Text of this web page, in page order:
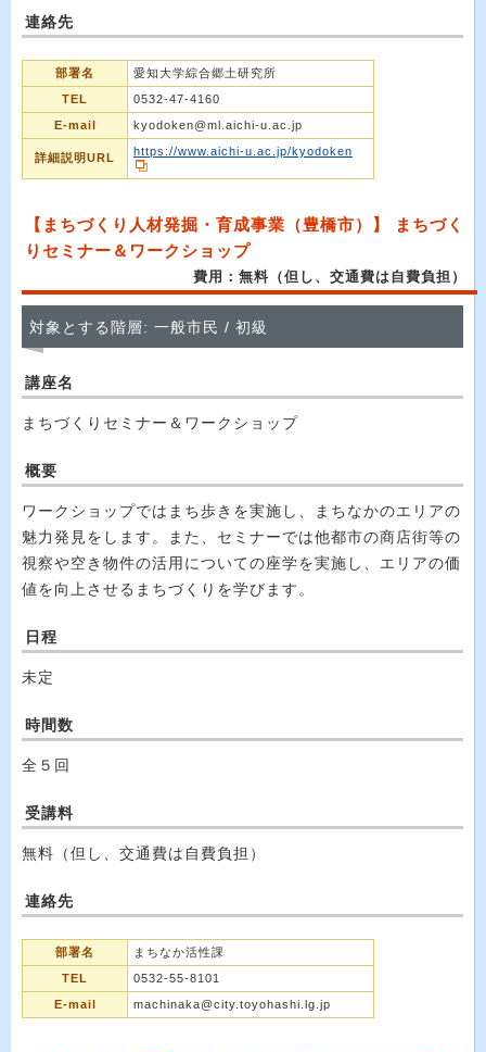
連絡先
部署名
愛知大学綜合郷土研究所
TEL
0532-47-4160
E-mail
kyodoken@ml.aichi-u.ac.jp
詳細説明URL https://www.aichi-u.ac.jp/kyodoken
【まちづくり人材発掘・育成事業（豊橋市）】 まちづく
りセミナー＆ワークショップ
費用：無料（但し、交通費は自費負担）
対象とする階層: 一般市民 / 初級
講座名
まちづくりセミナー＆ワークショップ
概要
ワークショップではまち歩きを実施し、まちなかのエリアの
魅力発見をします。また、セミナーでは他都市の商店街等の
視察や空き物件の活用についての座学を実施し、エリアの価
値を向上させるまちづくりを学びます。
日程
未定
時間数
全５回
受講料
無料（但し、交通費は自費負担）
連絡先
部署名
まちなか活性課
TEL
0532-55-8101
E-mail
machinaka@city.toyohashi.lg.jp